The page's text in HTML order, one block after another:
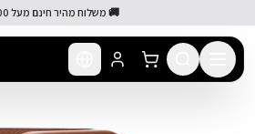
🚚 משלוח מהיר חינם מעל ₪300